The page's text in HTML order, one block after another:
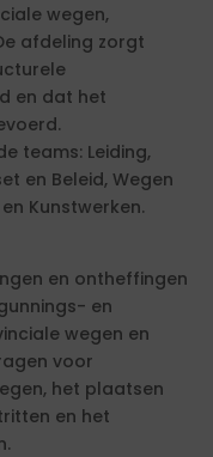
wegen,
afdeling zorgt
en dat het
teams: Leiding,
en Beleid, Wegen
Kunstwerken.
en ontheffingen
en
wegen en
voor
het plaatsen
en het